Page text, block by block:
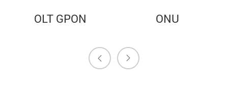
ONU Inalámbrico
 